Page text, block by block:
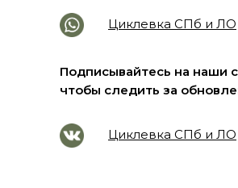
Подписывайтесь на наши
чтобы следить за
Циклевка СПб и ЛО
Циклевка СПб и ЛО